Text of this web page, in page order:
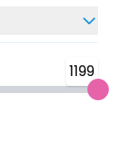
1199